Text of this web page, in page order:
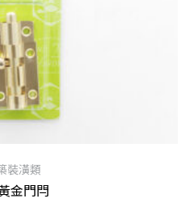
裝潢類
金門閂